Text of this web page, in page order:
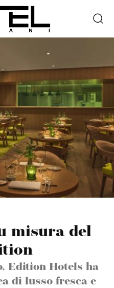
misura del
Edition Hotels ha
di lusso fresca e